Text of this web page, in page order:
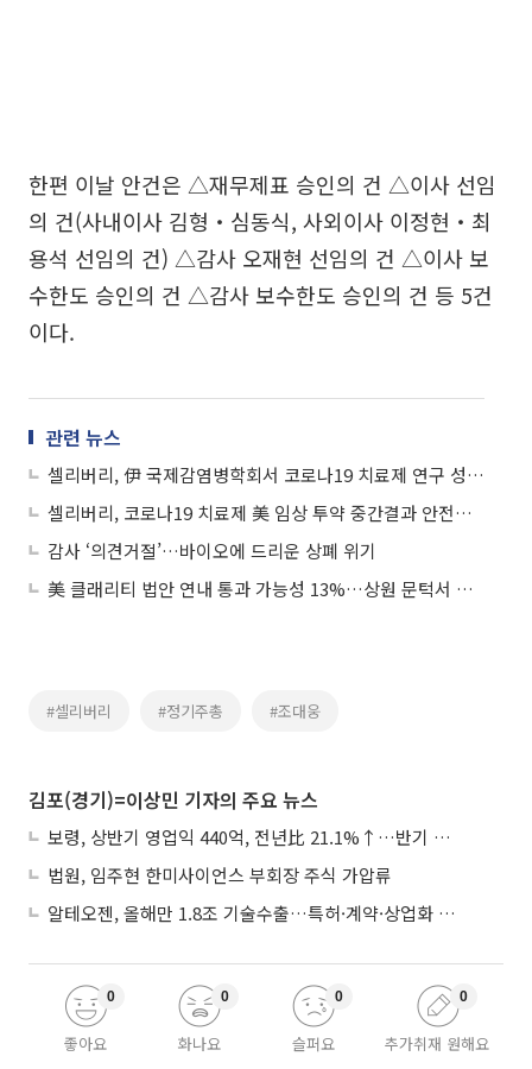
한편 이날 안건은 △재무제표 승인의 건 △이사 선임
의 건(사내이사 김형‧심동식, 사외이사 이정현‧최
용석 선임의 건) △감사 오재현 선임의 건 △이사 보
수한도 승인의 건 △감사 보수한도 승인의 건 등 5건
이다.
관련 뉴스
셀리버리, 伊 국제감염병학회서 코로나19 치료제 연구 성과 발표
셀리버리, 코로나19 치료제 美 임상 투약 중간결과 안전성 확인
감사 ‘의견거절’…바이오에 드리운 상폐 위기
美 클래리티 법안 연내 통과 가능성 13%…상원 문턱서 제동
#셀리버리 #정기주총 #조대웅
김포(경기)=이상민 기자의 주요 뉴스
보령, 상반기 영업익 440억, 전년比 21.1%↑…반기 역대 최대
법원, 임주현 한미사이언스 부회장 주식 가압류
알테오젠, 올해만 1.8조 기술수출…특허·계약·상업화 ‘삼박자’
좋아요
0
화나요
0
슬퍼요
0
추가취재 원해요
0